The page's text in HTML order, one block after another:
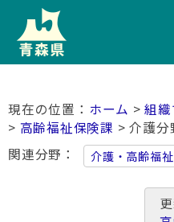
ホーム >組
> 高齢福祉保険課 > 介護
関連分野
介護・高齢福祉